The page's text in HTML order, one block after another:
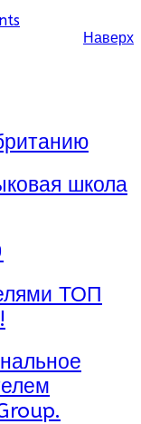
Наверх
школа
ТОП